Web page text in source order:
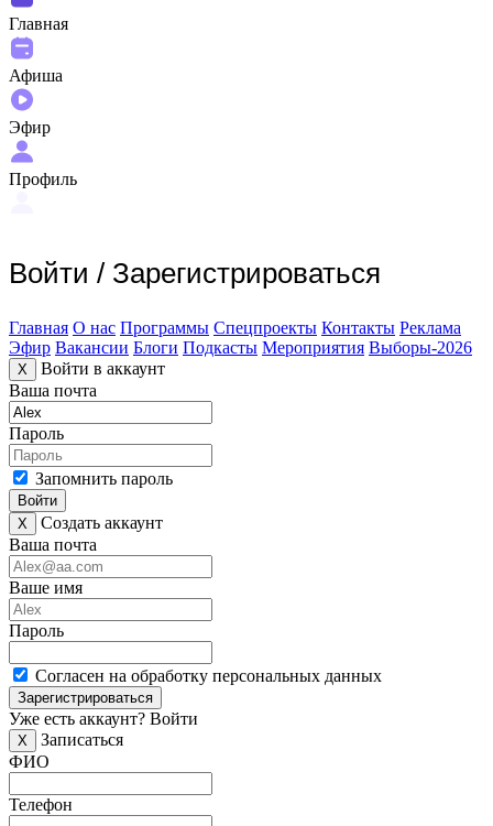
Главная
Афиша
Эфир
Профиль
Войти / Зарегистрироваться
Главная О нас Программы Спецпроекты Контакты Реклама
Эфир Вакансии Блоги Подкасты Мероприятия Выборы-2026
X
Войти в аккаунт
Ваша почта
Пароль
Запомнить пароль
Войти
X
Создать аккаунт
Ваша почта
Ваше имя
Пароль
Согласен на обработку персональных данных
Зарегистрироваться
Уже есть аккаунт? Войти
X
Записаться
ФИО
Телефон